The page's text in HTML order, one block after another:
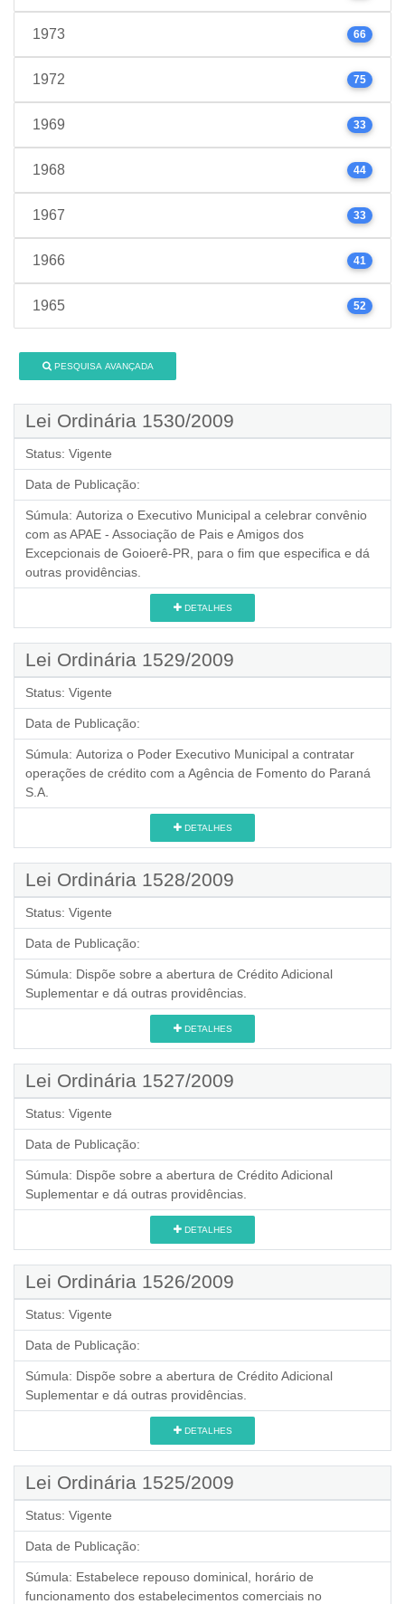
1973 66
1972 75
1969 33
1968 44
1967 33
1966 41
1965 52
PESQUISA AVANÇADA
Lei Ordinária 1530/2009
Status: Vigente
Data de Publicação:
Súmula: Autoriza o Executivo Municipal a celebrar convênio
com as APAE - Associação de Pais e Amigos dos
Excepcionais de Goioerê-PR, para o fim que especifica e dá
outras providências.
DETALHES
Lei Ordinária 1529/2009
Status: Vigente
Data de Publicação:
Súmula: Autoriza o Poder Executivo Municipal a contratar
operações de crédito com a Agência de Fomento do Paraná
S.A.
DETALHES
Lei Ordinária 1528/2009
Status: Vigente
Data de Publicação:
Súmula: Dispõe sobre a abertura de Crédito Adicional
Suplementar e dá outras providências.
DETALHES
Lei Ordinária 1527/2009
Status: Vigente
Data de Publicação:
Súmula: Dispõe sobre a abertura de Crédito Adicional
Suplementar e dá outras providências.
DETALHES
Lei Ordinária 1526/2009
Status: Vigente
Data de Publicação:
Súmula: Dispõe sobre a abertura de Crédito Adicional
Suplementar e dá outras providências.
DETALHES
Lei Ordinária 1525/2009
Status: Vigente
Data de Publicação:
Súmula: Estabelece repouso dominical, horário de
funcionamento dos estabelecimentos comerciais no